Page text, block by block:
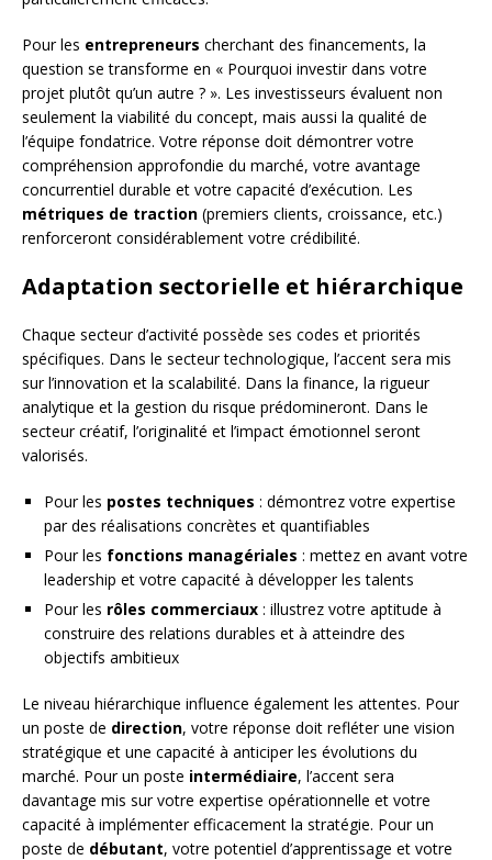
Pour les entrepreneurs cherchant des financements, la
question se transforme en « Pourquoi investir dans votre
projet plutôt qu’un autre ? ». Les investisseurs évaluent non
seulement la viabilité du concept, mais aussi la qualité de
l’équipe fondatrice. Votre réponse doit démontrer votre
compréhension approfondie du marché, votre avantage
concurrentiel durable et votre capacité d’exécution. Les
métriques de traction (premiers clients, croissance, etc.)
renforceront considérablement votre crédibilité.
Adaptation sectorielle et hiérarchique
Chaque secteur d’activité possède ses codes et priorités
spécifiques. Dans le secteur technologique, l’accent sera mis
sur l’innovation et la scalabilité. Dans la finance, la rigueur
analytique et la gestion du risque prédomineront. Dans le
secteur créatif, l’originalité et l’impact émotionnel seront
valorisés.
Pour les postes techniques : démontrez votre expertise
par des réalisations concrètes et quantifiables
Pour les fonctions managériales : mettez en avant votre
leadership et votre capacité à développer les talents
Pour les rôles commerciaux : illustrez votre aptitude à
construire des relations durables et à atteindre des
objectifs ambitieux
Le niveau hiérarchique influence également les attentes. Pour
un poste de direction, votre réponse doit refléter une vision
stratégique et une capacité à anticiper les évolutions du
marché. Pour un poste intermédiaire, l’accent sera
davantage mis sur votre expertise opérationnelle et votre
capacité à implémenter efficacement la stratégie. Pour un
poste de débutant, votre potentiel d’apprentissage et votre